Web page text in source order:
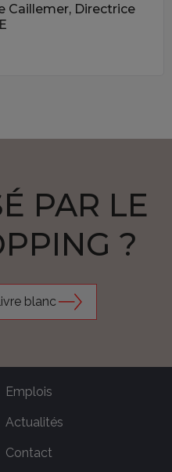
Caillemer, Directrice
PAR LE
?
blanc
Emplois
Actualités
Contact